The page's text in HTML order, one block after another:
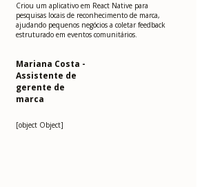
Criou um aplicativo em React Native para
pesquisas locais de reconhecimento de marca,
ajudando pequenos negócios a coletar feedback
estruturado em eventos comunitários.
Mariana Costa -
Assistente de
gerente de
marca
[object Object]